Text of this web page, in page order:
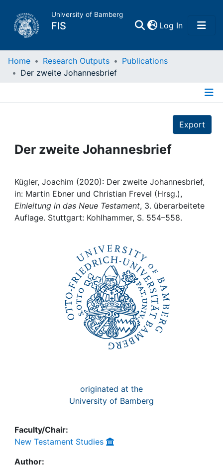
University of Bamberg
FIS Log In(current)
Home
Projects
Institutions
Awards
Home Research Outputs
Publications
Der zweite Johannesbrief
Export
Der zweite Johannesbrief
Kügler, Joachim (2020): Der zweite Johannesbrief,
in: Martin Ebner und Christian Frevel (Hrsg.),
Einleitung in das Neue Testament, 3. überarbeitete
Auflage. Stuttgart: Kohlhammer, S. 554–558.
originated at the
University of Bamberg
Faculty/Chair:
New Testament Studies
Author: